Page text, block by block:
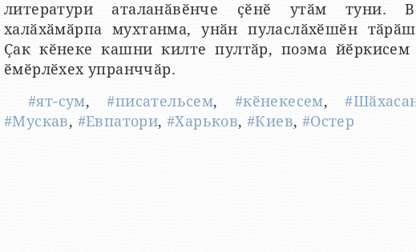
литератури аталанӑвӗнче ҫӗнӗ утӑм туни.
халӑхӑмӑрпа мухтанма, унӑн пуласлӑхӗшӗн
Ҫак кӗнеке кашни килте пултӑр, поэма
ӗмӗрлӗхех упранччӑр.
#ят-сум,#писательсем, #кӗнекесем,
#Мускав, #Евпатори,#Харьков,#Киев, #Остер